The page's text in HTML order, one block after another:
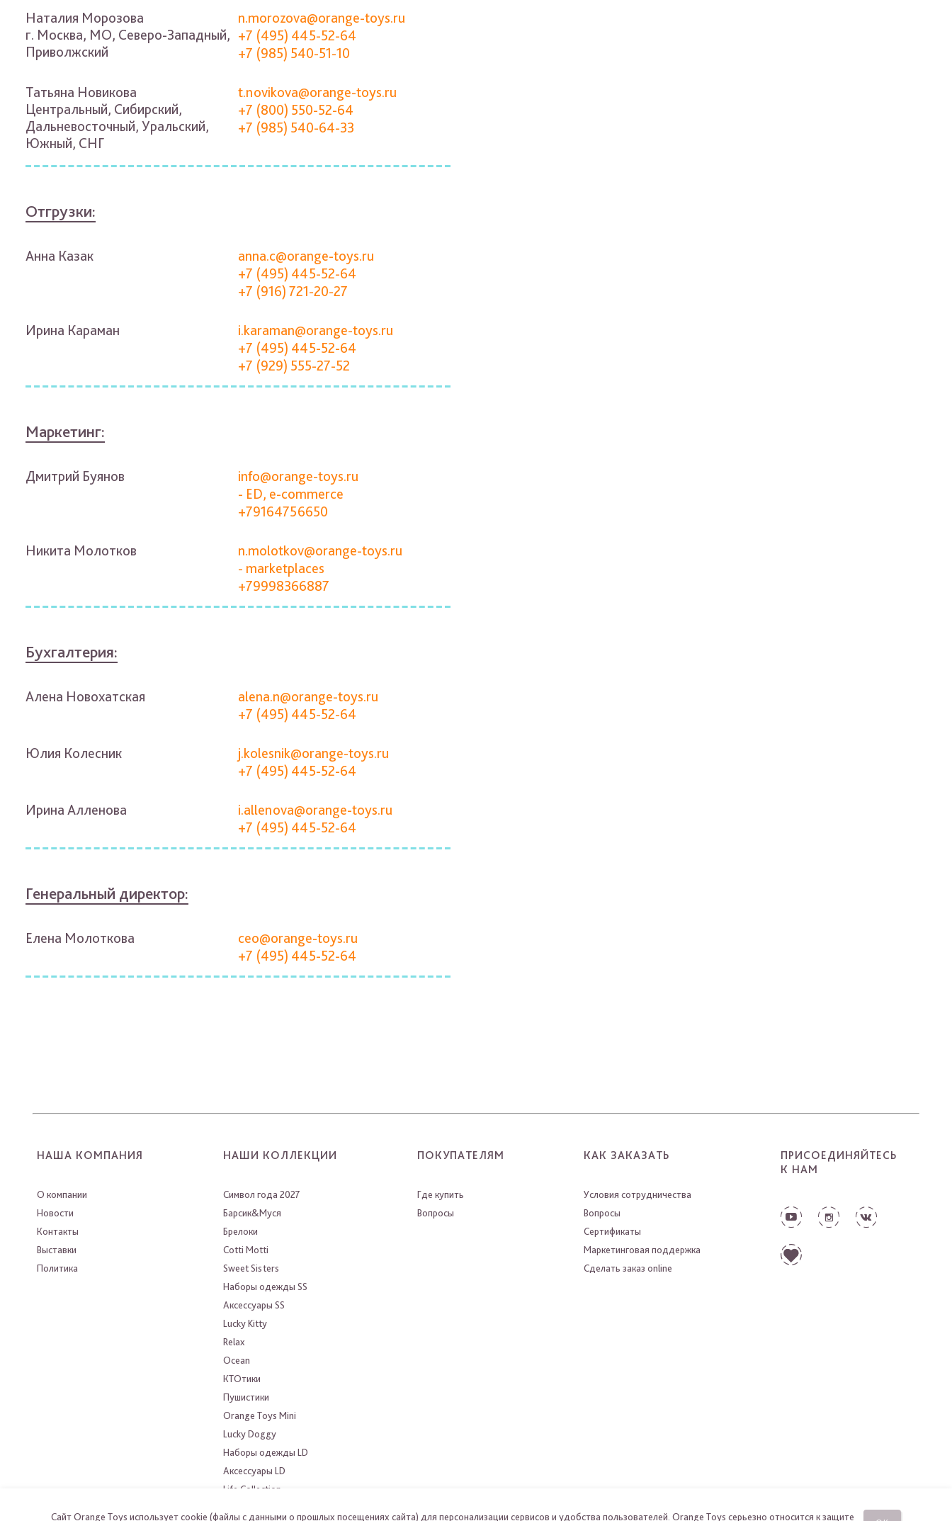
Наталия Морозова
г. Москва, МО, Северо-Западный,
Приволжский
n.morozova@orange-toys.ru
+7 (495) 445-52-64
+7 (985) 540-51-10
Татьяна Новикова
Центральный, Сибирский,
Дальневосточный, Уральский,
Южный, СНГ
t.novikova@orange-toys.ru
+7 (800) 550-52-64
+7 (985) 540-64-33
Отгрузки:
Анна Казак
anna.c@orange-toys.ru
+7 (495) 445-52-64
+7 (916) 721-20-27
Ирина Караман
i.karaman@orange-toys.ru
+7 (495) 445-52-64
+7 (929) 555-27-52
Маркетинг:
Дмитрий Буянов
info@orange-toys.ru
- ED, e-commerce
+79164756650
Никита Молотков
n.molotkov@orange-toys.ru
- marketplaces
+79998366887
Бухгалтерия:
Алена Новохатская
alena.n@orange-toys.ru
+7 (495) 445-52-64
Юлия Колесник
j.kolesnik@orange-toys.ru
+7 (495) 445-52-64
Ирина Алленова
i.allenova@orange-toys.ru
+7 (495) 445-52-64
Генеральный директор:
Елена Молоткова
ceo@orange-toys.ru
+7 (495) 445-52-64
НАША КОМПАНИЯ
О компании
Новости
Контакты
Выставки
Политика
НАШИ КОЛЛЕКЦИИ
Символ года 2027
Барсик&Муся
Брелоки
Cotti Motti
Sweet Sisters
Наборы одежды SS
Аксессуары SS
Lucky Kitty
Relax
Ocean
КТОтики
Пушистики
Orange Toys Mini
Lucky Doggy
Наборы одежды LD
Аксессуары LD
Life Collection
ПОКУПАТЕЛЯМ
Где купить
Вопросы
КАК ЗАКАЗАТЬ
Условия сотрудничества
Вопросы
Сертификаты
Маркетинговая поддержка
Сделать заказ online
ПРИСОЕДИНЯЙТЕСЬ
К НАМ
Сайт Orange Toys использует cookie (файлы с данными о прошлых посещениях сайта) для персонализации сервисов и удобства пользователей. Orange Toys серьезно относится к защите